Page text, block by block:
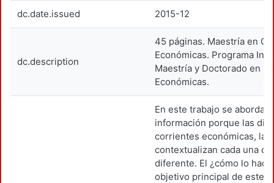
dc.date.issued 2015-12
dc.description
45 páginas. Maestría en
Económicas. Programa
Maestría y Doctorado en
Económicas.
En este trabajo se aborda
información porque las
corrientes económicas, la
contextualizan cada una
diferente. El ¿cómo lo
objetivo principal de este